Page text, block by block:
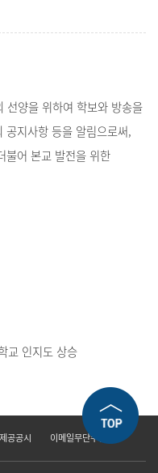
선양을 위하여 학보와 방송을
지사항 등을 알림으로써,
불어 본교 발전을 위한
교 인지도 상승
공공시 이메일무단수집거부